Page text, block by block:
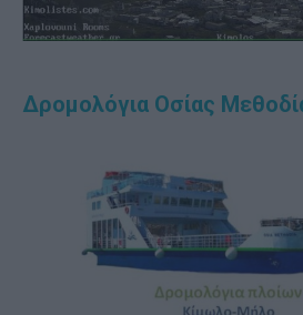
Δρομολόγια Οσίας